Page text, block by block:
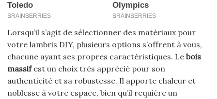
Lorsqu’il s’agit de sélectionner des matériaux pour
votre lambris DIY, plusieurs options s’offrent à vous,
chacune ayant ses propres caractéristiques. Le bois
massifest un choix très apprécié pour son
authenticité et sa robustesse. Il apporte chaleur et
noblesse à votre espace, bien qu’il requière un